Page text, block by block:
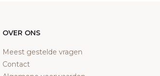
OVER ONS
Meest gestelde vragen
Contact